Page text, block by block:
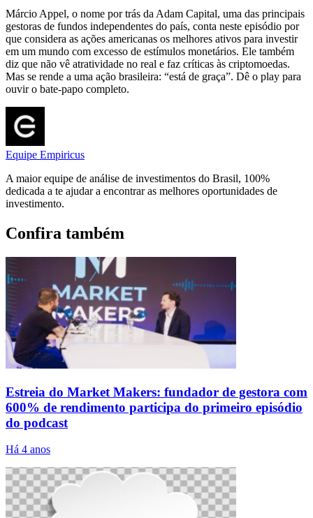
Márcio Appel, o nome por trás da Adam Capital, uma das principais
gestoras de fundos independentes do país, conta neste episódio por
que considera as ações americanas os melhores ativos para investir
em um mundo com excesso de estímulos monetários. Ele também
diz que não vê atratividade no real e faz críticas às criptomoedas.
Mas se rende a uma ação brasileira: “está de graça”. Dê o play para
ouvir o bate-papo completo.
Equipe Empiricus
A maior equipe de análise de investimentos do Brasil, 100%
dedicada a te ajudar a encontrar as melhores oportunidades de
investimento.
Confira também
Estreia do Market Makers: fundador de gestora com
600% de rendimento participa do primeiro episódio
do podcast
Há 4 anos